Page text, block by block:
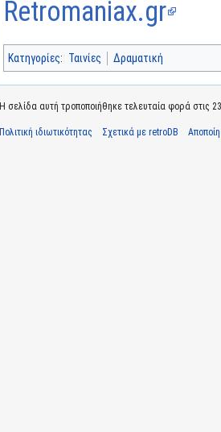
Retromaniax.gr
Κατηγορίες: Ταινίες Δραματική
Η σελίδα αυτή τροποποιήθηκε τελευταία φορά στις
Πολιτική ιδιωτικότητας Σχετικά με retroDB